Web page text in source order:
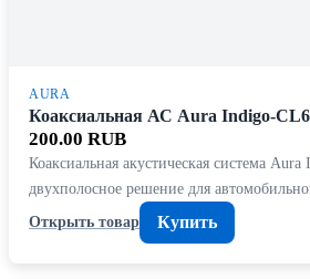
AURA
Коаксиальная АС Aura Indigo-
200.00 RUB
Коаксиальная акустическая система
двухполосное решение для
Открыть товар
Купить